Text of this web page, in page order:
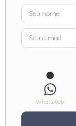
WhatsApp